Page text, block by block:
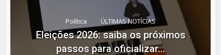
Política ÚLTIMAS NOTÍCIAS
Eleições 2026: saiba os próximos
passos para oficializar...